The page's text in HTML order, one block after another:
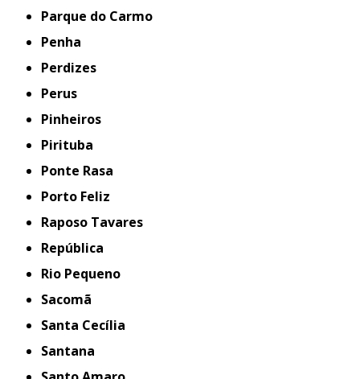
Parque do Carmo
Penha
Perdizes
Perus
Pinheiros
Pirituba
Ponte Rasa
Porto Feliz
Raposo Tavares
República
Rio Pequeno
Sacomã
Santa Cecília
Santana